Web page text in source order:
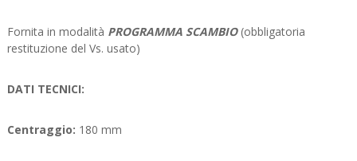
Fornita in modalità PROGRAMMA SCAMBIO(obbligatoria
restituzione del Vs. usato)
DATI TECNICI:
Centraggio: 180 mm